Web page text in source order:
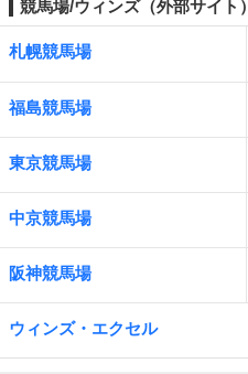
競馬場/ウィンズ（外部サイト）
札幌競馬場
福島競馬場
東京競馬場
中京競馬場
阪神競馬場
ウィンズ・エクセル